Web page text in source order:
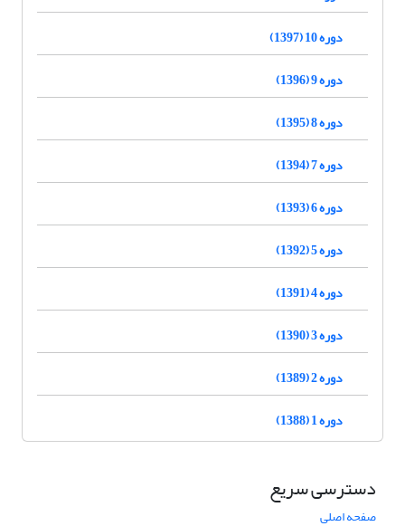
دوره 10 (1397)
دوره 9 (1396)
دوره 8 (1395)
دوره 7 (1394)
دوره 6 (1393)
دوره 5 (1392)
دوره 4 (1391)
دوره 3 (1390)
دوره 2 (1389)
دوره 1 (1388)
دسترسی سریع
صفحه اصلی